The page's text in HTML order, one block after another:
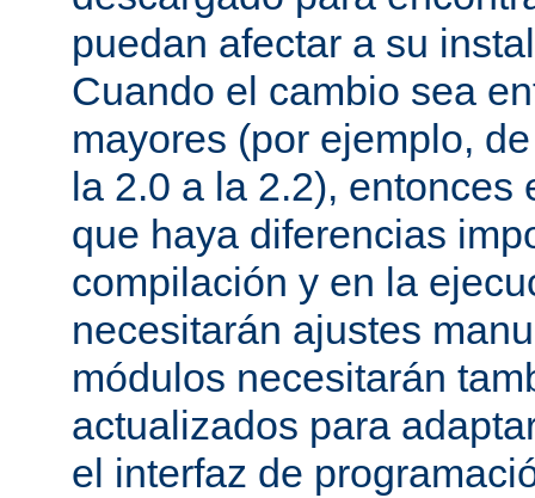
puedan afectar a su
Cuando el cambio sea
mayores (por ejemplo,
la 2.0 a la 2.2), entonces
que haya diferencias
compilación y en la
necesitarán ajustes
módulos necesitarán
actualizados para
el interfaz de